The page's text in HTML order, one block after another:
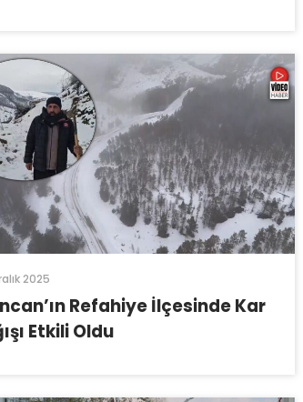
2025
Refahiye İlçesinde Kar
Etkili Oldu